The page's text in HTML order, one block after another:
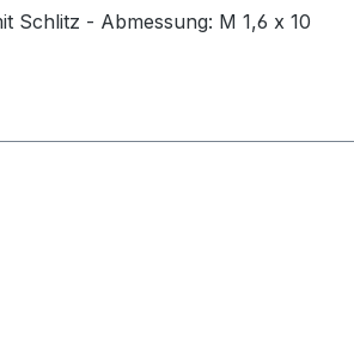
Schlitz - Abmessung: M 1,6 x 10